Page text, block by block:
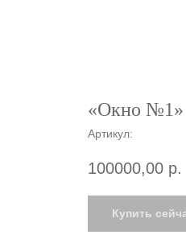
«Окно №1»
Артикул:
100000,00 р.
Купить